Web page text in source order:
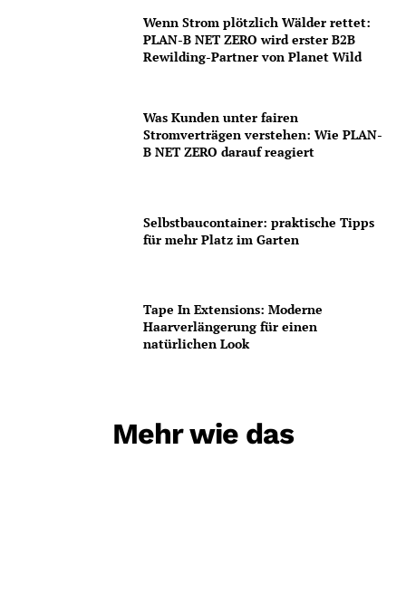
Wenn Strom plötzlich Wälder rettet:
PLAN-B NET ZERO wird erster B2B
Rewilding-Partner von Planet Wild
Was Kunden unter fairen
Stromverträgen verstehen: Wie PLAN-
B NET ZERO darauf reagiert
Selbstbaucontainer: praktische Tipps
für mehr Platz im Garten
Tape In Extensions: Moderne
Haarverlängerung für einen
natürlichen Look
Mehr wie das